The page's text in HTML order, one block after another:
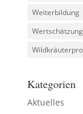
Weiterbildung
Kategorien
Aktuelles